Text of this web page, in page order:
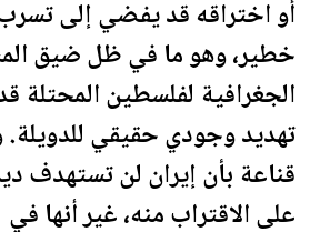
أو اختراقه قد يفضي إلى
خطير، وهو ما في ظل ضيق
الجغرافية لفلسطينالمحتلة
تهديد وجودي حقيقي
قناعة بأن إيران لن تستهدف